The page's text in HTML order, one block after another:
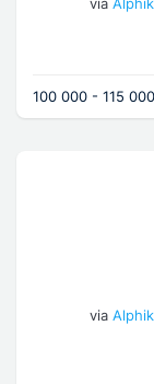
100 000 - 115
via